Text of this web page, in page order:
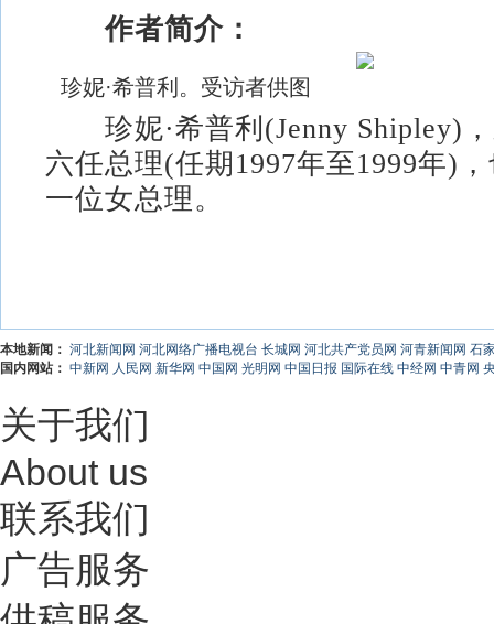
作者简介：
珍妮·希普利。受访者供图
珍妮·希普利(Jenny Shipley)
六任总理(任期1997年至1999年)
一位女总理。
本地新闻： 河北新闻网 河北网络广播电视台 长城网 河北共产党员网 河青新闻网 石
国内网站： 中新网 人民网 新华网 中国网 光明网 中国日报 国际在线 中经网 中青网
关于我们
About us
联系我们
广告服务